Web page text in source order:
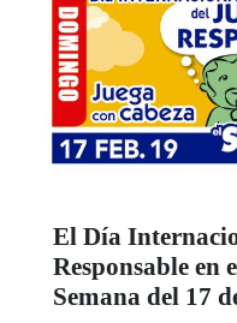
El Día
Responsable en
Semana del 17